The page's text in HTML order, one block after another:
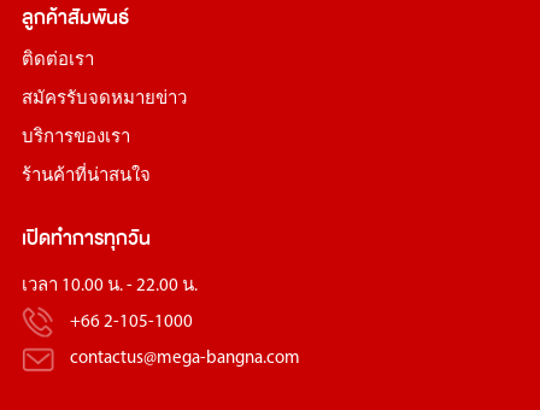
ลูกค้าสัมพันธ์
ติดต่อเรา
สมัครรับจดหมายข่าว
บริการของเรา
ร้านค้าที่น่าสนใจ
เปิดทำการทุกวัน
เวลา 10.00 น. - 22.00 น.
+66 2-105-1000
contactus@mega-bangna.com